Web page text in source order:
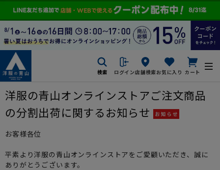
検索 ログイン店舗検索お気に入り カート
洋服の青山オンラインストアご注文商品
の分割出荷に関するお知らせ
お客様各位
平素より洋服の青山オンラインストアをご愛顧いただき、誠に
ありがとうございます。